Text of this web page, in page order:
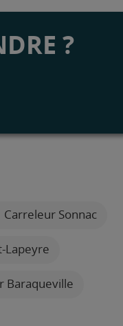
?
Carreleur Sonnac
Lapeyre
Baraqueville